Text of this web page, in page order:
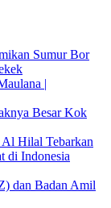
Sumur Bor
|
Besar Kok
Al Hilal Tebarkan
di Indonesia
dan Badan Amil